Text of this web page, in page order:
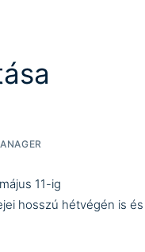
11-ig
hosszú hétvégén is